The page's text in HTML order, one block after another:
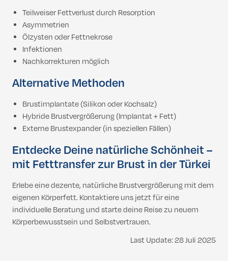
Teilweiser Fettverlust durch Resorption
Asymmetrien
Ölzysten oder Fettnekrose
Infektionen
Nachkorrekturen möglich
Alternative Methoden
Brustimplantate (Silikon oder Kochsalz)
Hybride Brustvergrößerung (Implantat + Fett)
Externe Brustexpander (in speziellen Fällen)
Entdecke Deine natürliche Schönheit –
mit Fetttransfer zur Brust in der Türkei
Erlebe eine dezente, natürliche Brustvergrößerung mit dem
eigenen Körperfett. Kontaktiere uns jetzt für eine
individuelle Beratung und starte deine Reise zu neuem
Körperbewusstsein und Selbstvertrauen.
Last Update: 28 Juli 2025